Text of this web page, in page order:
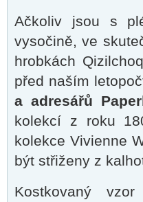
Ačkoliv jsou s
vysočině, ve
hrobkách
před naším
a adresářů
kolekcí z roku
kolekce Vivienne
být střiženy z
Kostkovaný